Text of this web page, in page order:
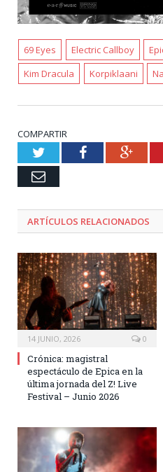
69 Eyes Electric Callboy
Kim Dracula
Korpiklaani
COMPARTIR
TwitterFacebook
Email
ARTÍCULOS RELACIONADOS
14 JUNIO, 2026 0
Crónica: magistral
espectáculo de Epica en la
última jornada del Z! Live
Festival – Junio 2026